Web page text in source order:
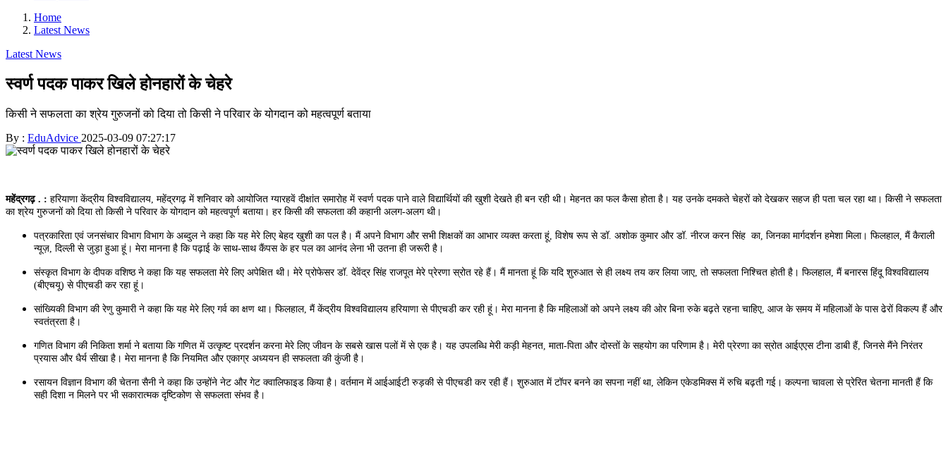
Home
Latest News
Latest News
स्वर्ण पदक पाकर खिले होनहारों के चेहरे
किसी ने सफलता का श्रेय गुरुजनों को दिया तो किसी ने परिवार के योगदान को महत्वपूर्ण बताया
By : EduAdvice 2025-03-09 07:27:17
महेंद्रगढ़ . : हरियाणा केंद्रीय विश्वविद्यालय, महेंद्रगढ़ में शनिवार को आयोजित ग्यारहवें दीक्षांत समारोह में स्वर्ण पदक पाने वाले विद्यार्थियों की खुशी देखते ही बन रही थी। मेहनत का फल कैसा होता है। यह उनके दमकते चेहरों को देखकर सहज ही पता चल रहा था। किसी ने सफलता
का श्रेय गुरुजनों को दिया तो किसी ने परिवार के योगदान को महत्वपूर्ण बताया। हर किसी की सफलता की कहानी अलग-अलग थी।
पत्रकारिता एवं जनसंचार विभाग विभाग के अब्दुल ने कहा कि यह मेरे लिए बेहद खुशी का पल है। मैं अपने विभाग और सभी शिक्षकों का आभार व्यक्त करता हूं, विशेष रूप से डॉ. अशोक कुमार और डॉ. नीरज करन सिंह का, जिनका मार्गदर्शन हमेशा मिला। फिलहाल, मैं कैराली
न्यूज़, दिल्ली से जुड़ा हुआ हूं। मेरा मानना है कि पढ़ाई के साथ-साथ कैंपस के हर पल का आनंद लेना भी उतना ही जरूरी है।
संस्कृत विभाग के दीपक वशिष्ठ ने कहा कि यह सफलता मेरे लिए अपेक्षित थी। मेरे प्रोफेसर डॉ. देवेंद्र सिंह राजपूत मेरे प्रेरणा स्रोत रहे हैं। मैं मानता हूं कि यदि शुरुआत से ही लक्ष्य तय कर लिया जाए, तो सफलता निश्चित होती है। फिलहाल, मैं बनारस हिंदू विश्वविद्यालय
(बीएचयू) से पीएचडी कर रहा हूं।
सांख्यिकी विभाग की रेणु कुमारी ने कहा कि यह मेरे लिए गर्व का क्षण था। फिलहाल, मैं केंद्रीय विश्वविद्यालय हरियाणा से पीएचडी कर रही हूं। मेरा मानना है कि महिलाओं को अपने लक्ष्य की ओर बिना रुके बढ़ते रहना चाहिए, आज के समय में महिलाओं के पास ढेरों विकल्प हैं और
स्वतंत्रता है।
गणित विभाग की निकिता शर्मा ने बताया कि गणित में उत्कृष्ट प्रदर्शन करना मेरे लिए जीवन के सबसे खास पलों में से एक है। यह उपलब्धि मेरी कड़ी मेहनत, माता-पिता और दोस्तों के सहयोग का परिणाम है। मेरी प्रेरणा का स्रोत आईएएस टीना डाबी हैं, जिनसे मैंने निरंतर
प्रयास और धैर्य सीखा है। मेरा मानना है कि नियमित और एकाग्र अध्ययन ही सफलता की कुंजी है।
रसायन विज्ञान विभाग की चेतना सैनी ने कहा कि उन्होंने नेट और गेट क्वालिफाइड किया है। वर्तमान में आईआईटी रुड़की से पीएचडी कर रही हैं। शुरुआत में टॉपर बनने का सपना नहीं था, लेकिन एकेडमिक्स में रुचि बढ़ती गई। कल्पना चावला से प्रेरित चेतना मानती हैं कि
सही दिशा न मिलने पर भी सकारात्मक दृष्टिकोण से सफलता संभव है।